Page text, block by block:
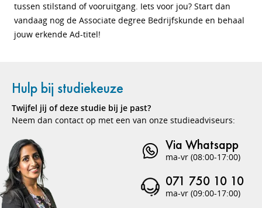
tussen stilstand of vooruitgang. Iets voor jou? Start dan
vandaag nog de Associate degree Bedrijfskunde en behaal
jouw erkende Ad-titel!
Hulp bij studiekeuze
Twijfel jij of deze studie bij je past?
Neem dan contact op met een van onze studieadviseurs:
Via Whatsapp
ma-vr (08:00-17:00)
071 750 10 10
ma-vr (09:00-17:00)